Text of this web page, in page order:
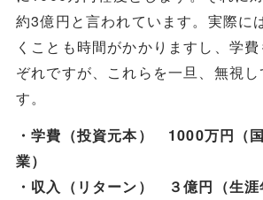
約3億円と言われています。実際に
くことも時間がかかりますし、学
ぞれですが、これらを一旦、無視し
す。
・学費（投資元本） 1000万円（
業）
・収入（リターン） ３億円（生涯